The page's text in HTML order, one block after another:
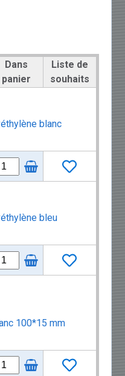
Dans
panier
Liste de
souhaits
blanc
bleu
100*15 mm